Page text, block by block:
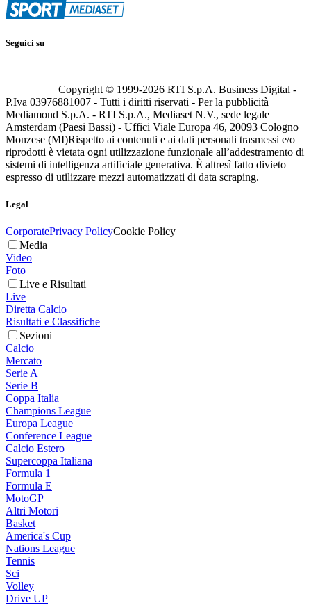
Seguici su
Copyright © 1999-2026 RTI S.p.A. Business Digital -
P.Iva 03976881007 - Tutti i diritti riservati - Per la pubblicità
Mediamond S.p.A. - RTI S.p.A., Mediaset N.V., sede legale
Amsterdam (Paesi Bassi) - Uffici Viale Europa 46, 20093 Cologno
Monzese (MI)Rispetto ai contenuti e ai dati personali trasmessi e/o
riprodotti è vietata ogni utilizzazione funzionale all’addestramento di
sistemi di intelligenza artificiale generativa. È altresì fatto divieto
espresso di utilizzare mezzi automatizzati di data scraping.
Legal
CorporatePrivacy PolicyCookie Policy
Media
Video
Foto
Live e Risultati
Live
Diretta Calcio
Risultati e Classifiche
Sezioni
Calcio
Mercato
Serie A
Serie B
Coppa Italia
Champions League
Europa League
Conference League
Calcio Estero
Supercoppa Italiana
Formula 1
Formula E
MotoGP
Altri Motori
Basket
America's Cup
Nations League
Tennis
Sci
Volley
Drive UP